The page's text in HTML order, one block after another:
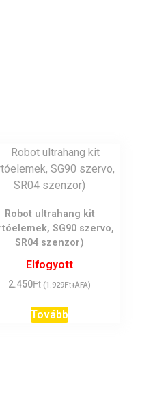
Robot ultrahang kit
SG90 szervo,
SR04 szenzor)
Elfogyott
2.450Ft (1.929Ft+ÁFA)
Tovább